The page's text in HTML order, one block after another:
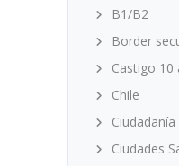
B1/B2
Border
Castigo 10
Chile
Ciudadanía
Ciudades